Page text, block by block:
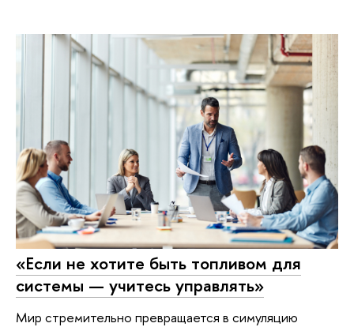
«Если не хотите быть топливом для
системы — учитесь управлять»
Мир стремительно превращается в симуляцию